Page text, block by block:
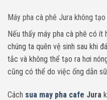
Máy pha cà phê Jura không tạo
Nếu thấy máy pha cà phê có ít
chúng ta quên vệ sinh sau khi
tắc và không thể tạo ra hơi
cũng có thể do việc ống dẫn
Cách sua may pha cafe Jura